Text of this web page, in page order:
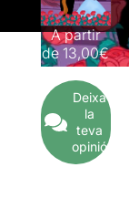
A partir
de13,00€
Deixa
la
teva
opinió